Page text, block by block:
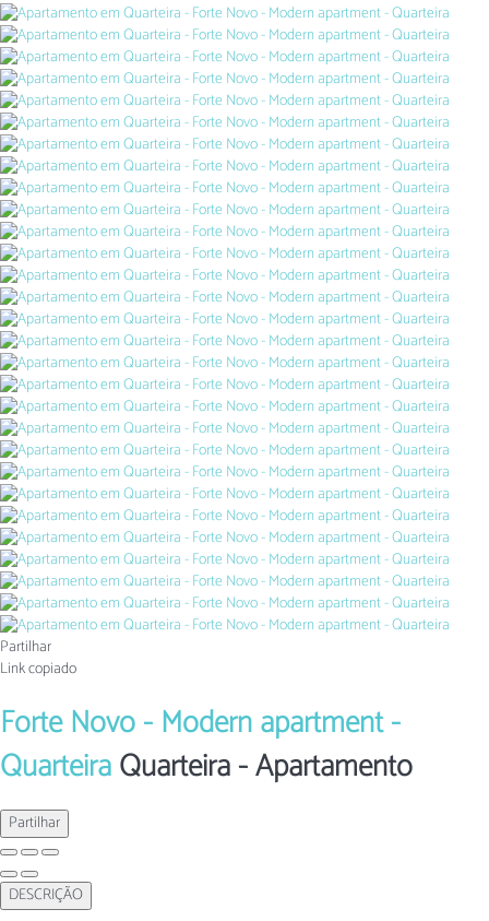
Partilhar
Link copiado
Forte Novo - Modern apartment -
QuarteiraQuarteira -Apartamento
Partilhar
DESCRIÇÃO